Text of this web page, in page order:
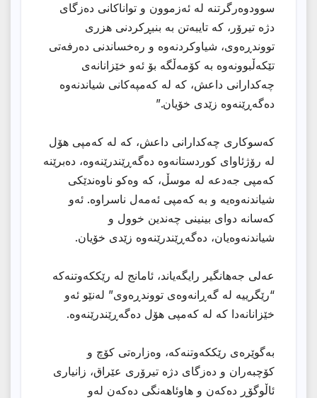
سوودوەرگرتنە لە ئەزموون و تواناکانی دەزگای
دژە تیرۆر، کە تایبەتن بە بنبڕکردنی هزری
تووندڕەوی، شیاوکردنەوە و رەخساندنی دەرفەتی
تێکەڵبوونەوە بە کۆمەڵگە بۆ ئەو خێزانانەی
چەکدارانی داعش، کە لە کەمپەکانى شیاندنەوە
دەگەڕێنەوە زێدی خۆیان.”
کەسوکاری چەکدارانی داعش، کە لە کەمپی هۆل
لە رۆژئاوای کوردستانەوە دەگەڕێندرێنەوە، دەبرێنە
کەمپی جەدعە لە موسڵ، کە وەکو ناوەندێکی
شیاندنەوەیە و بە کەمپى ئەمەل ناسراوە. ئەو
کەسانە دوای بینینی چەندین خوول و
شیاندنەوەیان، دەگەڕێندرێنەوە زێدی خۆیان.
عەلی جەهانگیر رایگەیاند، ئامانج لە رێککەوتنەکە
“رێگرییە لە گەڕانەوەی تووندڕەوی” لەنێو ئەو
خێزانانەدا کە لە کەمپی هۆل دەگەڕێندرێنەوە.
بەگوێرەی رێککەوتنەکە، وەزارەتی کۆچ و
کۆچبەران و دەزگای دژە تیرۆری عێراق، زانیاری
ئاڵوگۆڕ دەکەن و هاوئاهەنگی دەکەن لەو